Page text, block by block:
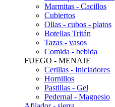
Marmitas - Cacillos
Cubiertos
Ollas - cubos - platos
Botellas Tritán
Tazas - vasos
Comida - bebida
FUEGO - MENAJE
Cerillas - Iniciadores
Hornillos
Pastillas - Gel
Pedernal - Magnesio